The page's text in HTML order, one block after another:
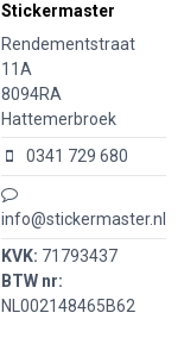
Stickermaster
Rendementstraat
11A
8094RA
Hattemerbroek
0341 729 680
info@stickermaster.nl
KVK: 71793437
BTW nr:
NL002148465B62